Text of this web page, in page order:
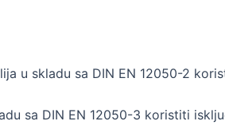
u skladu sa DIN EN 12050-2
sa DIN EN 12050-3 koristiti